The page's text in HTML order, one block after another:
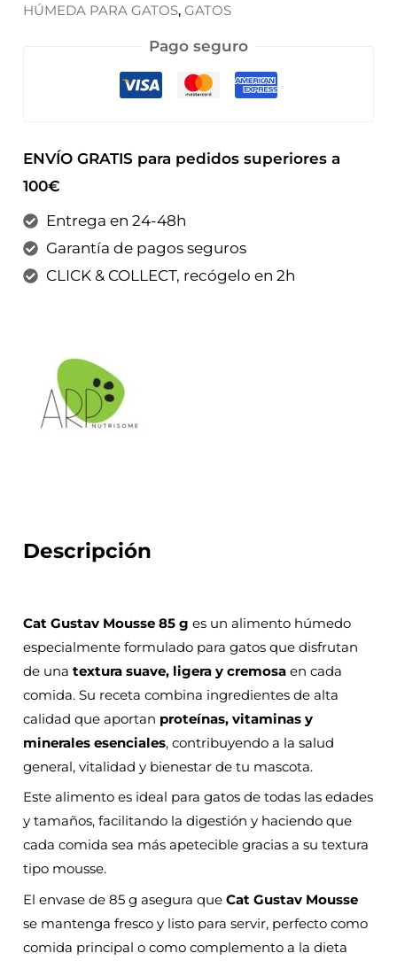
HÚMEDA PARA GATOS,GATOS
Pago seguro
ENVÍO GRATIS para pedidos superiores a
100€
Entrega en 24-48h
Garantía de pagos seguros
CLICK & COLLECT, recógelo en 2h
Descripción
Cat Gustav Mousse 85 g es un alimento húmedo
especialmente formulado para gatos que disfrutan
de unatextura suave, ligera y cremosa en cada
comida. Su receta combina ingredientes de alta
calidad que aportan proteínas, vitaminas y
minerales esenciales, contribuyendo a la salud
general, vitalidad y bienestar de tu mascota.
Este alimento es ideal para gatos de todas las edades
y tamaños, facilitando la digestión y haciendo que
cada comida sea más apetecible gracias a su textura
tipo mousse.
El envase de 85 g asegura queCat Gustav Mousse
se mantenga fresco y listo para servir, perfecto como
comida principal o como complemento a la dieta